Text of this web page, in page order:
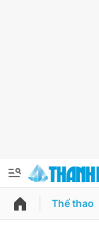
QUẢNG CÁO
Thể thao